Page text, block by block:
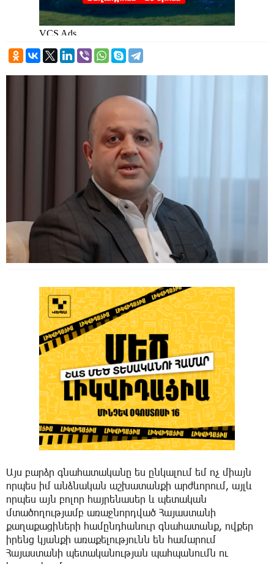
Այս բարձր գնահատականը ես ընկալում եմ ոչ միայն
որպես իմ անձնական աշխատանքի արժևորում, այլև
որպես այն բոլոր հայրենասեր և պետական
մտածողությամբ առաջնորդված Հայաստանի
քաղաքացիների համընդհանուր գնահատանք, ովքեր
իրենց կյանքի առաքելությունն են համարում
Հայաստանի պետականության պահպանումն ու